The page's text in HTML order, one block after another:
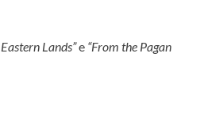
Lands”e “From the Pagan